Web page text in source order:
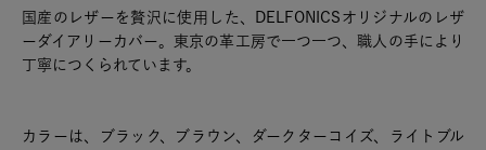
国産のレザーを贅沢に使用した、DELFONICSオリジナルのレザ
ーダイアリーカバー。東京の革工房で一つ一つ、職人の手により
丁寧につくられています。
カラーは、ブラック、ブラウン、ダークターコイズ、ライトブル